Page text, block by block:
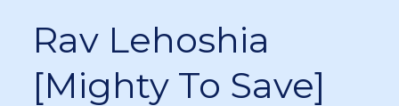
Rav Lehoshia
[Mighty To Save]